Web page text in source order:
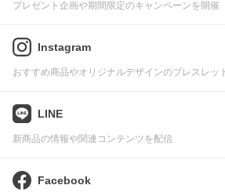
プレゼント企画や期間限定のキャンペーンを開催
Instagram
おすすめ商品やオリジナルデザインのブレスレッ
LINE
新商品の情報や関連コンテンツを配信
Facebook